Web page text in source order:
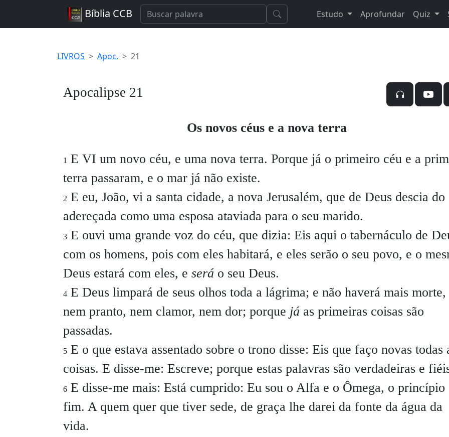
Bíblia CCB Estudo Aprofundar Quiz
LIVROS Apoc. 21
Apocalipse 21
Os novos céus e a nova terra
1 E VI um novo céu, e uma nova terra. Porque já o primeiro céu e a
terra passaram, e o mar já não existe.
2 E eu, João, vi a santa cidade, a nova Jerusalém, que de Deus descia do
adereçada como uma esposa ataviada para o seu marido.
3 E ouvi uma grande voz do céu, que dizia: Eis aqui o tabernáculo de
com os homens, pois com eles habitará, e eles serão o seu povo, e o
Deus estará com eles, e será o seu Deus.
4 E Deus limpará de seus olhos toda a lágrima; e não haverá mais morte,
nem pranto, nem clamor, nem dor; porque já as primeiras coisas são
passadas.
5 E o que estava assentado sobre o trono disse: Eis que faço novas todas
coisas. E disse-me: Escreve; porque estas palavras são verdadeiras e
6 E disse-me mais: Está cumprido: Eu sou o Alfa e o Ômega, o princípio
fim. A quem quer que tiver sede, de graça lhe darei da fonte da água da
vida.